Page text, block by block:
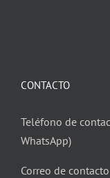
CONTACTO
Teléfono de
WhatsApp)
Correo de